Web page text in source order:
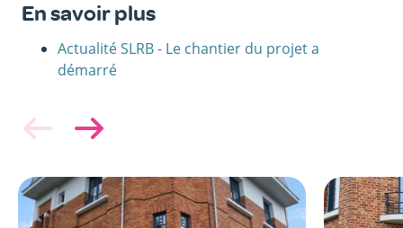
En savoir plus
Actualité SLRB - Le chantier du projet a
démarré
Image Image